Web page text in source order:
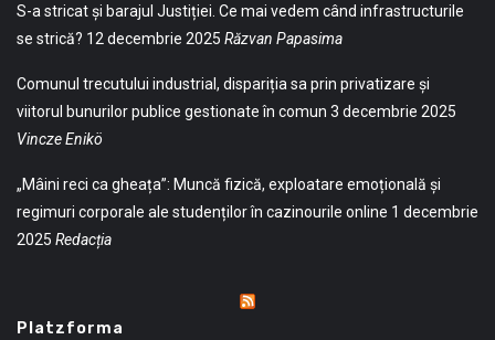
S-a stricat și barajul Justiției. Ce mai vedem când infrastructurile
se strică? 12 decembrie 2025 Răzvan Papasima
Comunul trecutului industrial, dispariția sa prin privatizare și
viitorul bunurilor publice gestionate în comun 3 decembrie 2025
Vincze Enikö
„Mâini reci ca gheața”: Muncă fizică, exploatare emoțională și
regimuri corporale ale studenților în cazinourile online 1 decembrie
2025 Redacția
Platzforma